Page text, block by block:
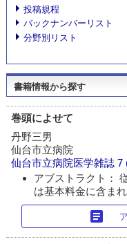
投稿規程
バックナンバーリスト
分野別リスト
書籍情報から探す
巻頭によせて
丹野三男
仙台市立病院
仙台市立病院医学雑誌 7
アブストラクト：
は基本料金に含まれ
article